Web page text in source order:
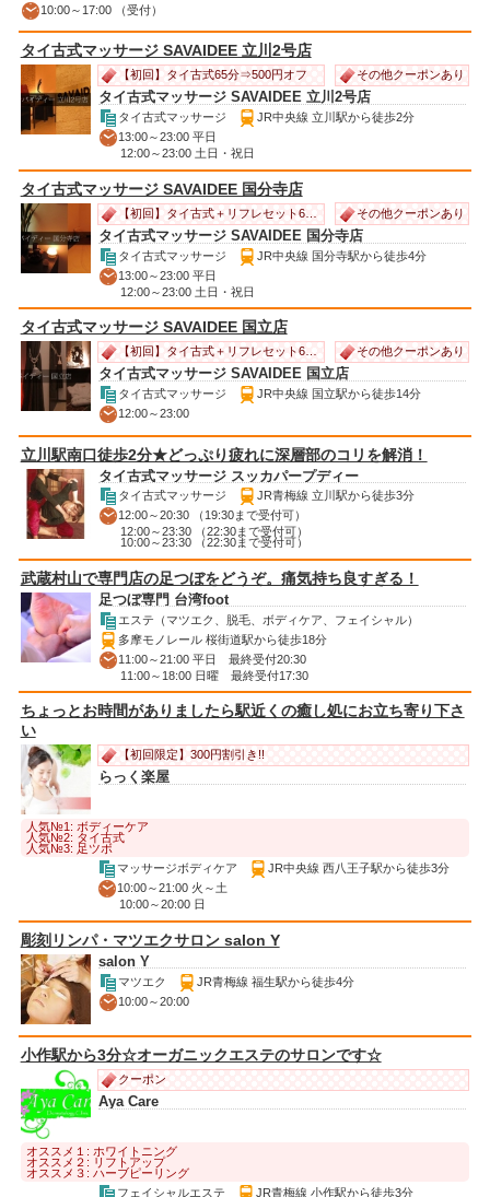
10:00～17:00 （受付）
タイ古式マッサージ SAVAIDEE 立川2号店
【初回】タイ古式65分⇒500円オフ その他クーポンあり
タイ古式マッサージ SAVAIDEE 立川2号店
タイ古式マッサージ
JR中央線 立川駅から徒歩2分
13:00～23:00 平日
12:00～23:00 土日・祝日
タイ古式マッサージ SAVAIDEE 国分寺店
【初回】タイ古式＋リフレセット60分以上⇒500円オフ その他クーポンあり
タイ古式マッサージ SAVAIDEE 国分寺店
タイ古式マッサージ
JR中央線 国分寺駅から徒歩4分
13:00～23:00 平日
12:00～23:00 土日・祝日
タイ古式マッサージ SAVAIDEE 国立店
【初回】タイ古式＋リフレセット60分以上⇒500円オフ その他クーポンあり
タイ古式マッサージ SAVAIDEE 国立店
タイ古式マッサージ
JR中央線 国立駅から徒歩14分
12:00～23:00
立川駅南口徒歩2分★どっぷり疲れに深層部のコリを解消！
タイ古式マッサージ スッカパープディー
タイ古式マッサージ
JR青梅線 立川駅から徒歩3分
12:00～20:30 （19:30まで受付可）
12:00～23:30 （22:30まで受付可）
10:00～23:30 （22:30まで受付可）
武蔵村山で専門店の足つぼをどうぞ。痛気持ち良すぎる！
足つぼ専門 台湾foot
エステ（マツエク、脱毛、ボディケア、フェイシャル）
多摩モノレール 桜街道駅から徒歩18分
11:00～21:00 平日 最終受付20:30
11:00～18:00 日曜 最終受付17:30
ちょっとお時間がありましたら駅近くの癒し処にお立ち寄り下さ
い
【初回限定】300円割引き!!
らっく楽屋
人気№1: ボディーケア
人気№2: タイ古式
人気№3: 足ツボ
マッサージボディケア
JR中央線 西八王子駅から徒歩3分
10:00～21:00 火～土
10:00～20:00 日
彫刻リンパ・マツエクサロン salon Y
salon Y
マツエク
JR青梅線 福生駅から徒歩4分
10:00～20:00
小作駅から3分☆オーガニックエステのサロンです☆
クーポン
Aya Care
オススメ１: ホワイトニング
オススメ２: リフトアップ
オススメ３: ハーブピーリング
フェイシャルエステ
JR青梅線 小作駅から徒歩3分